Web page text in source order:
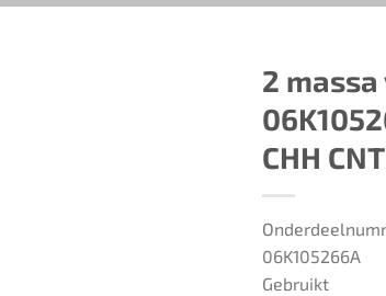
2 massa
CHH
06K105266A
Gebruikt